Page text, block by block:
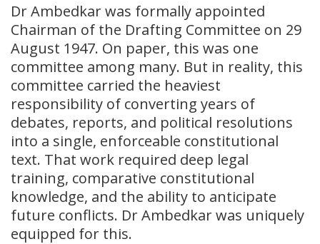
Dr Ambedkar was formally appointed
Chairman of the Drafting Committee on 29
August 1947. On paper, this was one
committee among many. But in reality, this
committee carried the heaviest
responsibility of converting years of
debates, reports, and political resolutions
into a single, enforceable constitutional
text. That work required deep legal
training, comparative constitutional
knowledge, and the ability to anticipate
future conflicts. Dr Ambedkar was uniquely
equipped for this.